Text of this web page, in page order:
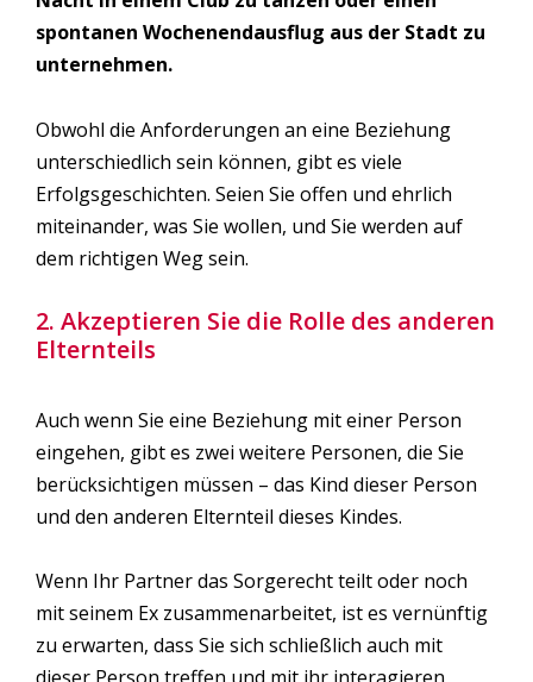
spontanen Wochenendausflug aus der Stadt zu
unternehmen.
Obwohl die Anforderungen an eine Beziehung
unterschiedlich sein können, gibt es viele
Erfolgsgeschichten. Seien Sie offen und ehrlich
miteinander, was Sie wollen, und Sie werden auf
dem richtigen Weg sein.
2. Akzeptieren Sie die Rolle des anderen
Elternteils
Auch wenn Sie eine Beziehung mit einer Person
eingehen, gibt es zwei weitere Personen, die Sie
berücksichtigen müssen – das Kind dieser Person
und den anderen Elternteil dieses Kindes.
Wenn Ihr Partner das Sorgerecht teilt oder noch
mit seinem Ex zusammenarbeitet, ist es vernünftig
zu erwarten, dass Sie sich schließlich auch mit